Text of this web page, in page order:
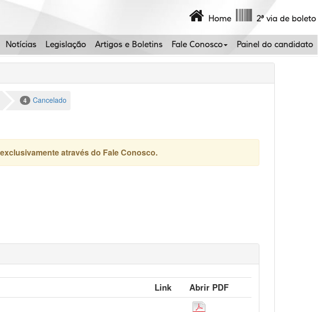
2ª via de boleto
Home
Notícias Legislação Artigos e Boletins Fale Conosco Painel do candidato
4 Cancelado
através do Fale Conosco.
Link Abrir PDF